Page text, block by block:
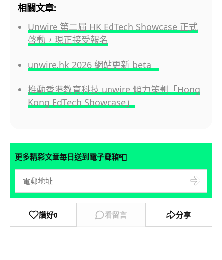
相關文章:
Unwire 第二屆 HK EdTech Showcase 正式
啓動，現正接受報名
unwire.hk 2026 網站更新 beta
推動香港教育科技 unwire 傾力策劃「Hong
Kong EdTech Showcase」
更多精彩文章每日送到電子郵箱📮
讚好0 看留言 分享